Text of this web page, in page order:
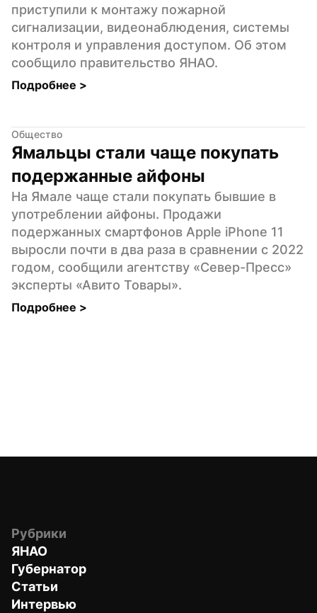
приступили к монтажу пожарной
сигнализации, видеонаблюдения, системы
контроля и управления доступом. Об этом
сообщило правительство ЯНАО.
Подробнее >
Общество
Ямальцы стали чаще покупать
подержанные айфоны
На Ямале чаще стали покупать бывшие в
употреблении айфоны. Продажи
подержанных смартфонов Apple iPhone 11
выросли почти в два раза в сравнении с 2022
годом, сообщили агентству «Север-Пресс»
эксперты «Авито Товары».
Подробнее >
Рубрики
ЯНАО
Губернатор
Статьи
Интервью